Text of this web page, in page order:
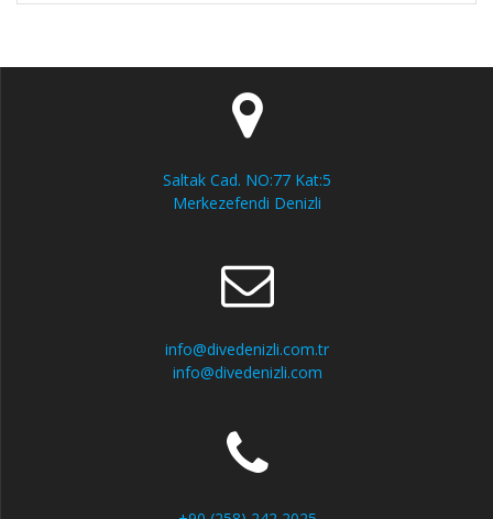
Saltak Cad. NO:77 Kat:5
Merkezefendi Denizli
info@divedenizli.com.tr
info@divedenizli.com